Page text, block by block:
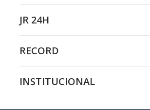
JR 24H
RECORD
INSTITUCIONAL